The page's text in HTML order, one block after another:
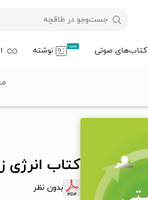
کتاب‌های صوتی جدید نوشته
کتاب
بدون نظر